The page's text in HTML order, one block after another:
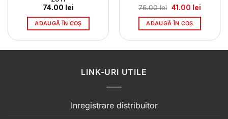
74.00 lei
ADAUGĂ ÎN COȘ
76.00lei Prețul
a
fost:
41.00 leiPrețul
ADAUGĂ ÎN COȘ
LINK-URI UTILE
Inregistrare distribuitor